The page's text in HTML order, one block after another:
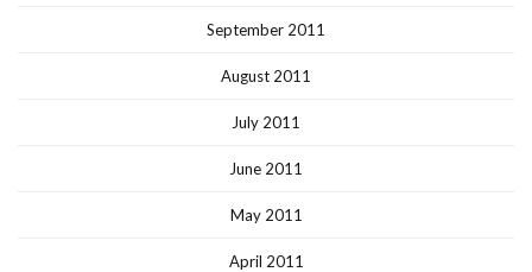
September 2011
August 2011
July 2011
June 2011
May 2011
April 2011